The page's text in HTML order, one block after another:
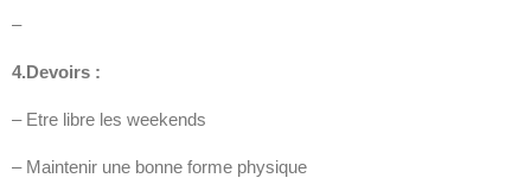
–
4.Devoirs :
– Etre libre les weekends
– Maintenir une bonne forme physique